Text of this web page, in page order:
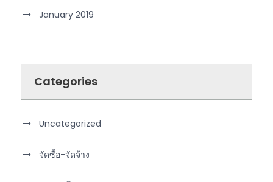
January 2019
Categories
Uncategorized
จัดซื้อ-จัดจ้าง